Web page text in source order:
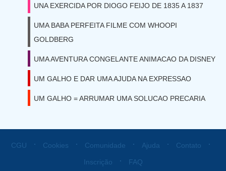
UNA EXERCIDA POR DIOGO FEIJO DE 1835 A 1837
UMA BABA PERFEITA FILME COM WHOOPI
GOLDBERG
UMA AVENTURA CONGELANTE ANIMACAO DA DISNEY
UM GALHO E DAR UMA AJUDA NA EXPRESSAO
UM GALHO = ARRUMAR UMA SOLUCAO PRECARIA
CGU ⋅ Cookies ⋅ Comunidade ⋅ Ajuda ⋅ Contato ⋅
Inscrição ⋅ FAQ